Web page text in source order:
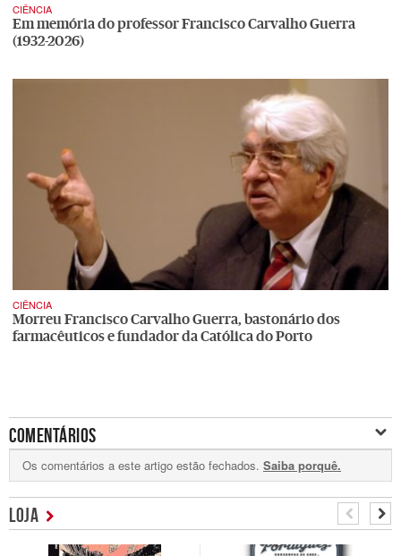
CIÊNCIA
Em memória do professor Francisco Carvalho Guerra
(1932-2026)
CIÊNCIA
Morreu Francisco Carvalho Guerra, bastonário dos
farmacêuticos e fundador da Católica do Porto
COMENTÁRIOS
Os comentários a este artigo estão fechados. Saiba porquê.
LOJA